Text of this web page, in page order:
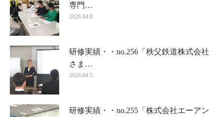
専門…
2026.04.8
研修実績・・no.256「秩父鉄道株式会社
さま…
2026.04.5
研修実績・・no.255「株式会社エーアン